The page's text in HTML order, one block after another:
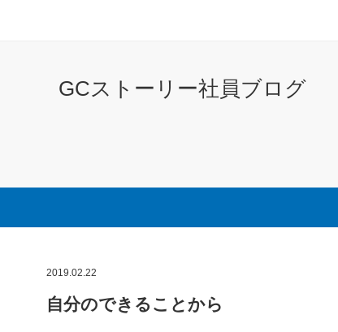
GCストーリー社員ブログ
2019.02.22
自分のできることから